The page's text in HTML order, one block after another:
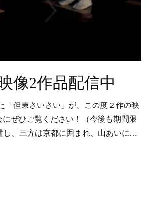
像2作品配信中
但東さいさい」が、この度２作の映
ぜひご覧ください！（今後も期間限
し、三方は京都に囲まれ、山あいに…